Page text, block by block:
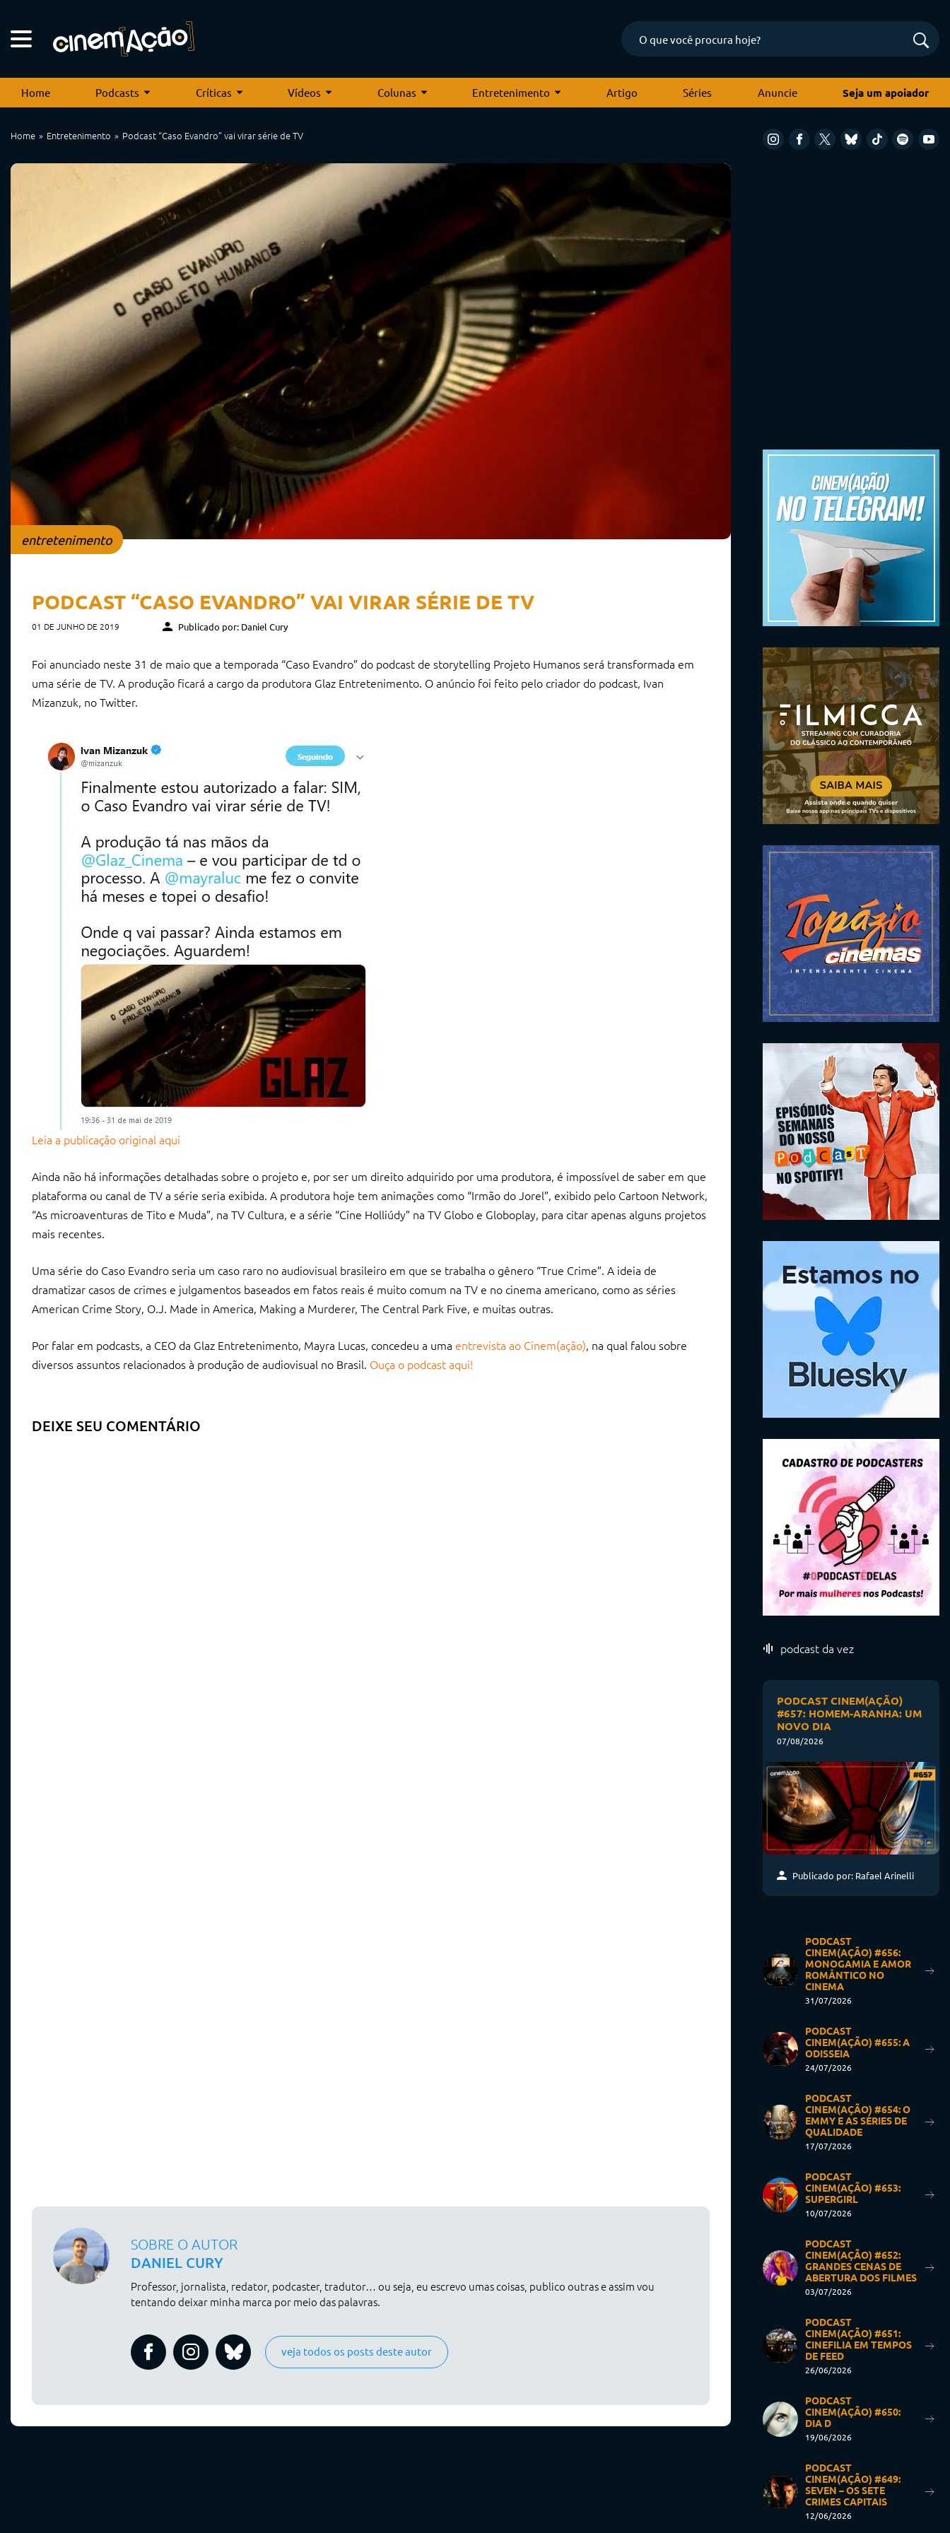
Home Podcasts Críticas Vídeos Colunas Entretenimento Artigo Séries Anuncie Seja um apoiador
Home Entretenimento Podcast “Caso Evandro” vai virar série de TV
entretenimento
PODCAST “CASO EVANDRO” VAI VIRAR SÉRIE DE TV
01 DE JUNHO DE 2019 Publicado por: Daniel Cury
Foi anunciado neste 31 de maio que a temporada “Caso Evandro” do podcast de storytelling Projeto Humanos será transformada em
uma série de TV. A produção ficará a cargo da produtora Glaz Entretenimento. O anúncio foi feito pelo criador do podcast, Ivan
Mizanzuk, no Twitter.
Leia a publicação original aqui
Ainda não há informações detalhadas sobre o projeto e, por ser um direito adquirido por uma produtora, é impossível de saber em que
plataforma ou canal de TV a série seria exibida. A produtora hoje tem animações como “Irmão do Jorel”, exibido pelo Cartoon Network,
“As microaventuras de Tito e Muda”, na TV Cultura, e a série “Cine Holliúdy” na TV Globo e Globoplay, para citar apenas alguns projetos
mais recentes.
Uma série do Caso Evandro seria um caso raro no audiovisual brasileiro em que se trabalha o gênero “True Crime”. A ideia de
dramatizar casos de crimes e julgamentos baseados em fatos reais é muito comum na TV e no cinema americano, como as séries
American Crime Story, O.J. Made in America, Making a Murderer, The Central Park Five, e muitas outras.
Por falar em podcasts, a CEO da Glaz Entretenimento, Mayra Lucas, concedeu a uma entrevista ao Cinem(ação), na qual falou sobre
diversos assuntos relacionados à produção de audiovisual no Brasil. Ouça o podcast aqui!
DEIXE SEU COMENTÁRIO
SOBRE O AUTOR
DANIEL CURY
Professor, jornalista, redator, podcaster, tradutor… ou seja, eu escrevo umas coisas, publico outras e assim vou
tentando deixar minha marca por meio das palavras.
veja todos os posts deste autor
podcast da vez
PODCAST CINEM(AÇÃO)
#657: HOMEM-ARANHA: UM
NOVO DIA
07/08/2026
Publicado por: Rafael Arinelli
PODCAST
CINEM(AÇÃO) #656:
MONOGAMIA E AMOR
ROMÂNTICO NO
CINEMA
31/07/2026
PODCAST
CINEM(AÇÃO) #655: A
ODISSEIA
24/07/2026
PODCAST
CINEM(AÇÃO) #654: O
EMMY E AS SÉRIES DE
QUALIDADE
17/07/2026
PODCAST
CINEM(AÇÃO) #653:
SUPERGIRL
10/07/2026
PODCAST
CINEM(AÇÃO) #652:
GRANDES CENAS DE
ABERTURA DOS FILMES
03/07/2026
PODCAST
CINEM(AÇÃO) #651:
CINEFILIA EM TEMPOS
DE FEED
26/06/2026
PODCAST
CINEM(AÇÃO) #650:
DIA D
19/06/2026
PODCAST
CINEM(AÇÃO) #649:
SEVEN – OS SETE
CRIMES CAPITAIS
12/06/2026